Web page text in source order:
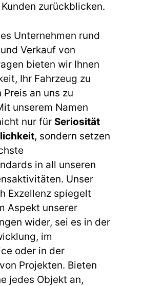
zurückblicken.
Unternehmen rund
Verkauf von
bieten wir Ihnen
Ihr Fahrzeug zu
an uns zu
unserem Namen
nur für Seriosität
, sondern setzen
in all unseren
Unser
Exzellenz spiegelt
Aspekt unserer
wider, sei es in der
im
oder in der
Projekten. Bieten
jedes Objekt an,